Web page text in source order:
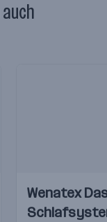
,Grieskirchen,
Videos
Einblicke
Einblicke
Wenatex